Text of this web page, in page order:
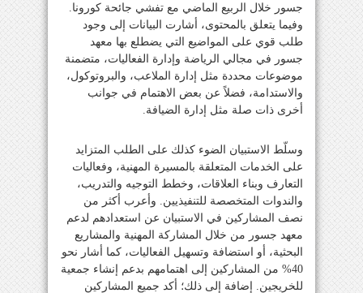
جسور خلال الربيع الماضي مع تفشي جائحة كورونا.
وفيما يتعلق بالمحتوى، أشارت البيانات إلى وجود
طلب قوي على المواضيع التي يضطلع بها معهد
جسور في مجالي الرياضة وإدارة الفعاليات، متضمنة
موضوعات محددة مثل إدارة الملاعب، والبروتوكول،
والاستدامة، فضلاً عن بعض الاهتمام في جوانب
أخرى ذات صلة مثل إدارة الضيافة.
وسلّط الاستبيان الضوء كذلك على الطلب المتزايد
على الخدمات المتعلقة بالمسيرة المهنية، وفعاليات
التعارف وبناء العلاقات، وخطط التوجيه والتدريب،
والندوات المتخصصة للتنفيذيين. وأعرب أكثر من
نصف المشاركين في الاستبيان عن استعدادهم لدعم
معهد جسور من خلال المشاركة المهنية والمشاريع
البحثية، أو استضافة وتسهيل الفعاليات، كما أشار نحو
40% من المشاركين إلى اهتمامهم بدعم إنشاء جمعية
للخريجين. إضافة إلى ذلك؛ أكد جميع المشاركين